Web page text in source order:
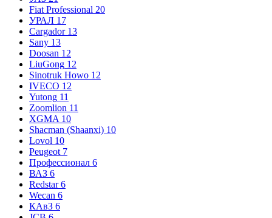
Fiat Professional 20
УРАЛ 17
Cargador 13
Sany 13
Doosan 12
LiuGong 12
Sinotruk Howo 12
IVECO 12
Yutong 11
Zoomlion 11
XGMA 10
Shacman (Shaanxi) 10
Lovol 10
Peugeot 7
Профессионал 6
ВАЗ 6
Redstar 6
Wecan 6
КАвЗ 6